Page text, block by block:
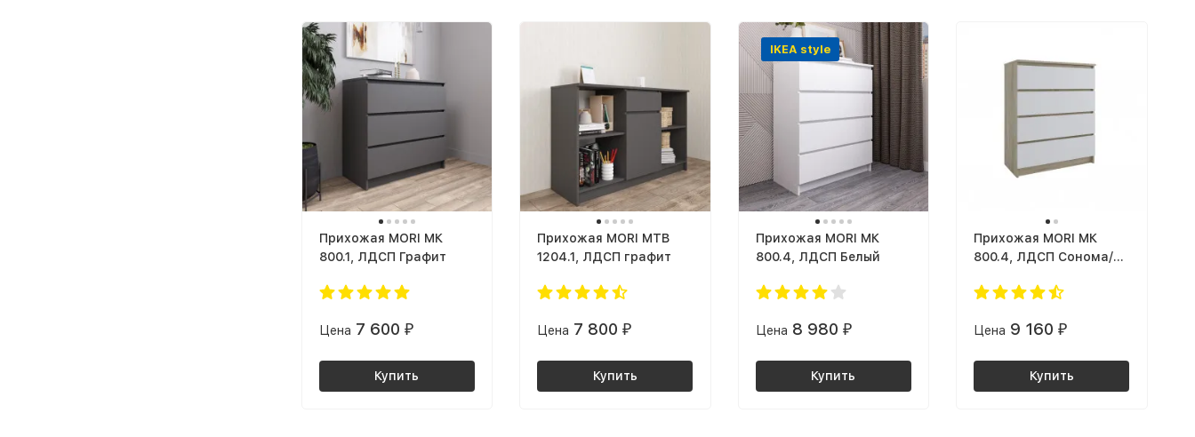
Прихожая MORI МК
800.1, ЛДСП Графит
Цена 7 600 ₽
Купить
Прихожая MORI МТВ
1204.1, ЛДСП графит
Цена 7 800 ₽
Купить
IKEA style
Прихожая MORI МК
800.4, ЛДСП Белый
Цена 8 980 ₽
Купить
Прихожая MORI МК
800.4, ЛДСП Сонома/
Цена 9 160 ₽
Купить